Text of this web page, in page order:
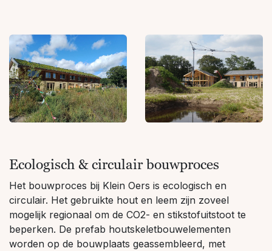
Ecologisch & circulair bouwproces
Het bouwproces bij Klein Oers is ecologisch en
circulair. Het gebruikte hout en leem zijn zoveel
mogelijk regionaal om de CO2- en stikstofuitstoot te
beperken. De prefab houtskeletbouwelementen
worden op de bouwplaats geassembleerd, met